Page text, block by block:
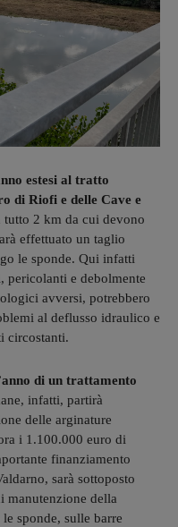
estesi al tratto
di Riofi e delle Cave e
tutto 2 km da cui devono
effettuato un taglio
le sponde. Qui infatti
pericolanti e debolmente
avversi, potrebbero
al deflusso idraulico e
circostanti.
di un trattamento
infatti, partirà
delle arginature
i 1.100.000 euro di
finanziamento
sarà sottoposto
manutenzione della
sponde, sulle barre